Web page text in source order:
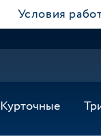
Условия
Курточные